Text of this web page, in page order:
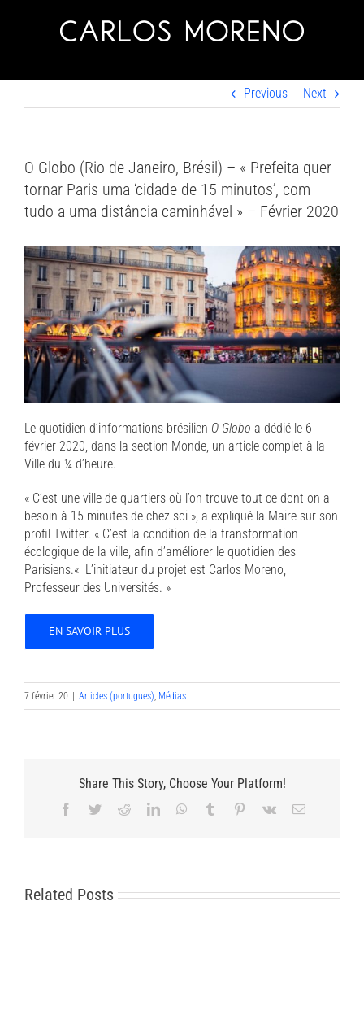
Previous Next
O Globo (Rio de Janeiro, Brésil) – « Prefeita quer
tornar Paris uma ‘cidade de 15 minutos’, com
tudo a uma distância caminhável » – Février 2020
Le quotidien d’informations brésilien O Globo a dédié le 6
février 2020, dans la section Monde, un article complet à la
Ville du ¼ d’heure.
« C’est une ville de quartiers où l’on trouve tout ce dont on a
besoin à 15 minutes de chez soi », a expliqué la Maire sur son
profil Twitter. « C’est la condition de la transformation
écologique de la ville, afin d’améliorer le quotidien des
Parisiens.« L’initiateur du projet est Carlos Moreno,
Professeur des Universités. »
EN SAVOIR PLUS
7 février 20 Articles (portugues), Médias
Share This Story, Choose Your Platform!
Facebook
TwitterRedditLinkedInWhatsApp
Tumblr Pinterest
Vk Email
Related Posts